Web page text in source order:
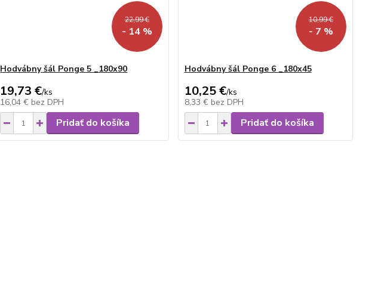
22,99 €
- 14 %
Hodvábny šál Ponge 5 _180x90
19,73 €/ks
16,04 € bez DPH
Pridať do košíka
10,99 €
- 7 %
Hodvábny šál Ponge 6 _180x45
10,25 €/ks
8,33 € bez DPH
Pridať do košíka